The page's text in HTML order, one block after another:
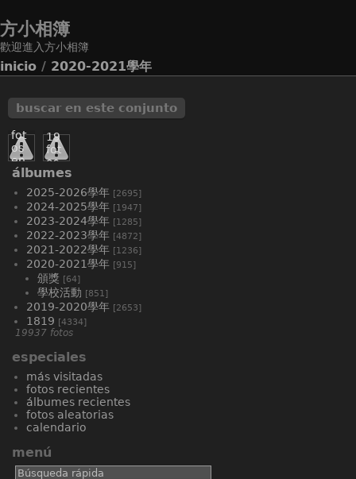
方小相簿
歡迎進入方小相簿
inicio / 2020-2021學年
buscar en este conjunto
頒獎
64
fot
os
en
11
sub
-ál
bu
me
s
學校
活動
19
fot
os
83
2
fot
os
en
21
sub
-ál
bu
me
s
álbumes
2025-2026學年 [2695]
2024-2025學年 [1947]
2023-2024學年 [1285]
2022-2023學年 [4872]
2021-2022學年 [1236]
2020-2021學年 [915]
頒獎 [64]
學校活動 [851]
2019-2020學年 [2653]
1819 [4334]
19937 fotos
especiales
más visitadas
fotos recientes
álbumes recientes
fotos aleatorias
calendario
menú